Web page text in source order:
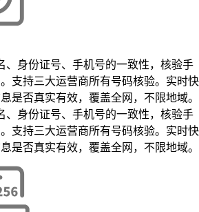
身份证号、手机号的一致性，核验手
支持三大运营商所有号码核验。实时快
是否真实有效，覆盖全网，不限地域。
身份证号、手机号的一致性，核验手
支持三大运营商所有号码核验。实时快
是否真实有效，覆盖全网，不限地域。